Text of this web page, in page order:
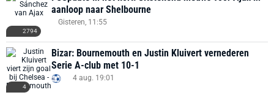
2794
aanloop naar Shelbourne
Gisteren, 11:55
4
Bizar: Bournemouth en Justin Kluivert vernederen
Serie A-club met 10-1
4 aug. 19:01